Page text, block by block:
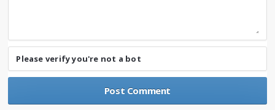
Please verify you're not a bot